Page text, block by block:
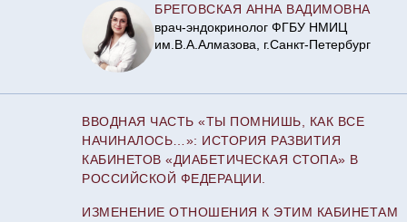
БРЕГОВСКАЯ АННА ВАДИМОВНА
врач-эндокринолог ФГБУ НМИЦ
им.В.А.Алмазова, г.Санкт-Петербург
ВВОДНАЯ ЧАСТЬ «ТЫ ПОМНИШЬ, КАК ВСЕ
НАЧИНАЛОСЬ…»: ИСТОРИЯ РАЗВИТИЯ
КАБИНЕТОВ «ДИАБЕТИЧЕСКАЯ СТОПА» В
РОССИЙСКОЙ ФЕДЕРАЦИИ.
ИЗМЕНЕНИЕ ОТНОШЕНИЯ К ЭТИМ КАБИНЕТАМ